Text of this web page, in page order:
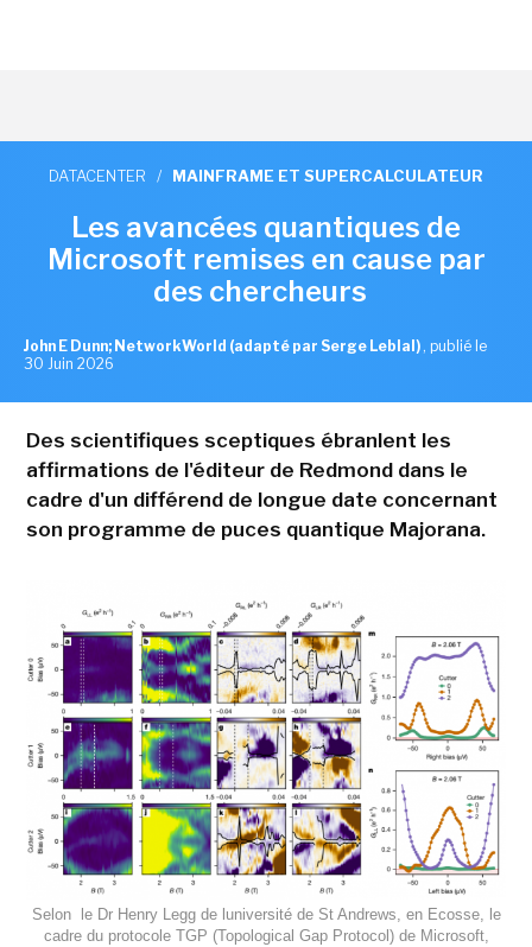
DATACENTER / MAINFRAME ET SUPERCALCULATEUR
Les avancées quantiques de
Microsoft remises en cause par
des chercheurs
John E Dunn; NetworkWorld (adapté par Serge Leblal) , publié le
30 Juin 2026
Des scientifiques sceptiques ébranlent les
affirmations de l'éditeur de Redmond dans le
cadre d'un différend de longue date concernant
son programme de puces quantique Majorana.
Selon le Dr Henry Legg de luniversité de St Andrews, en Ecosse, le
cadre du protocole TGP (Topological Gap Protocol) de Microsoft,